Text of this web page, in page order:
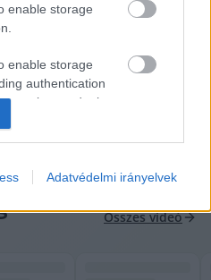
enable storage
enable storage
authentication
and other
Adatvédelmi irányelvek
nyolcadik
beszédet mond.
16 év után új
a magyar, az európai, a
is megszólal ma
Összes videó